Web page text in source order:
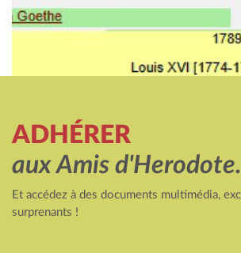
ADHÉRER
aux Amis
Et accédez à des documents multimédia,
surprenants !